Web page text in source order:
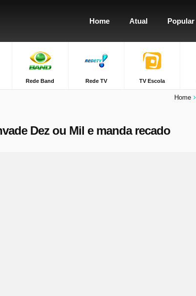
Home Atual Popular
Rede Band Rede TV TV Escola
Home
Dez ou Mil e manda recado